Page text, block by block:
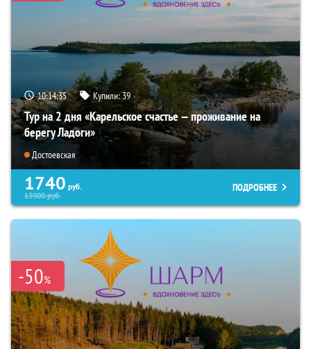
10:14:34 Купили:39
Тур на 2 дня «Карельское счастье — проживание на
берегу Ладоги»
Достоевская
1740 руб.
13900руб.
ПОДРОБНЕЕ
-50%